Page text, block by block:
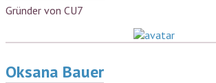
Gründer von CU7
Oksana Bauer